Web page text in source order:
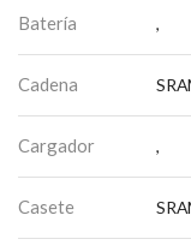
Batería ,
Cadena
Cargador ,
Casete